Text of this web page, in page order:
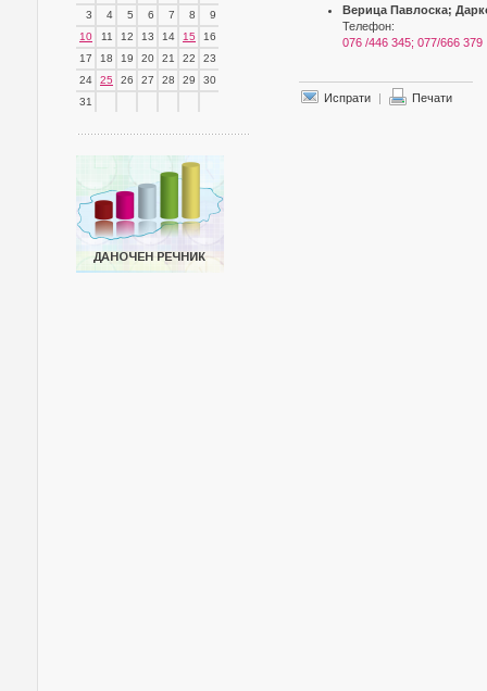
3
4 5 6 7 8
9
10
11 12 13 14 15
16
17
18 19 20 21 22
23
24
25 26 27 28 29
30
31
Верица Павлоска;
Телефон:
076 /446 345; 077/666 379
Испрати | Печати